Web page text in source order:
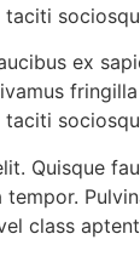
ex
Quisque
class